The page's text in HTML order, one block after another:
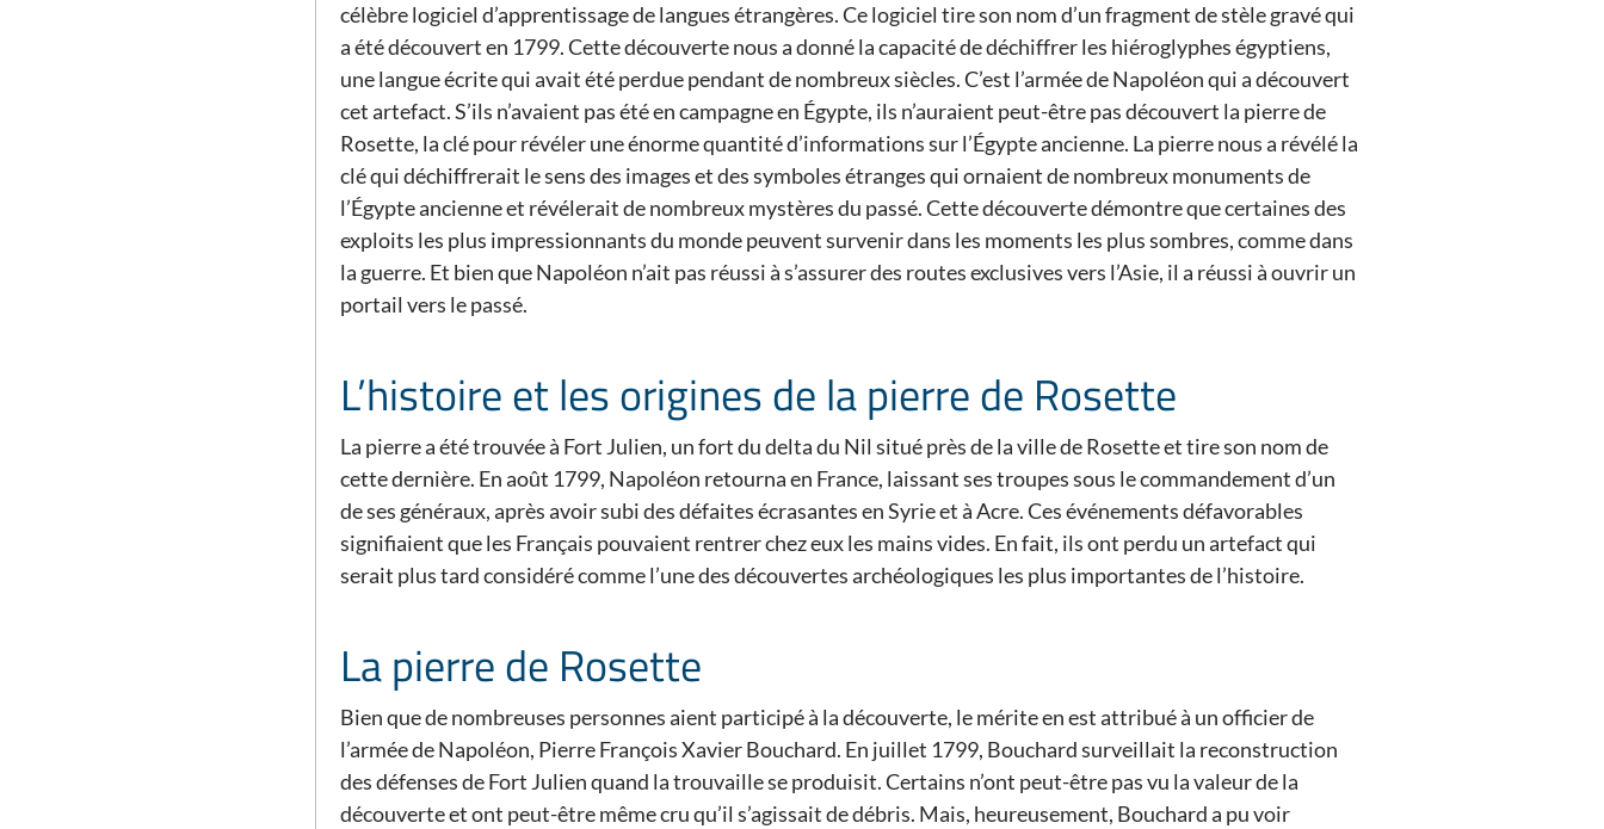
célèbre logiciel d’apprentissage de langues étrangères. Ce logiciel tire son nom d’un fragment de stèle gravé qui
a été découvert en 1799. Cette découverte nous a donné la capacité de déchiffrer les hiéroglyphes égyptiens,
une langue écrite qui avait été perdue pendant de nombreux siècles. C’est l’armée de Napoléon qui a découvert
cet artefact. S’ils n’avaient pas été en campagne en Égypte, ils n’auraient peut-être pas découvert la pierre de
Rosette, la clé pour révéler une énorme quantité d’informations sur l’Égypte ancienne. La pierre nous a révélé la
clé qui déchiffrerait le sens des images et des symboles étranges qui ornaient de nombreux monuments de
l’Égypte ancienne et révélerait de nombreux mystères du passé. Cette découverte démontre que certaines des
exploits les plus impressionnants du monde peuvent survenir dans les moments les plus sombres, comme dans
la guerre. Et bien que Napoléon n’ait pas réussi à s’assurer des routes exclusives vers l’Asie, il a réussi à ouvrir un
portail vers le passé.
L’histoire et les origines de la pierre de Rosette
La pierre a été trouvée à Fort Julien, un fort du delta du Nil situé près de la ville de Rosette et tire son nom de
cette dernière. En août 1799, Napoléon retourna en France, laissant ses troupes sous le commandement d’un
de ses généraux, après avoir subi des défaites écrasantes en Syrie et à Acre. Ces événements défavorables
signifiaient que les Français pouvaient rentrer chez eux les mains vides. En fait, ils ont perdu un artefact qui
serait plus tard considéré comme l’une des découvertes archéologiques les plus importantes de l’histoire.
La pierre de Rosette
Bien que de nombreuses personnes aient participé à la découverte, le mérite en est attribué à un officier de
l’armée de Napoléon, Pierre François Xavier Bouchard. En juillet 1799, Bouchard surveillait la reconstruction
des défenses de Fort Julien quand la trouvaille se produisit. Certains n’ont peut-être pas vu la valeur de la
découverte et ont peut-être même cru qu’il s’agissait de débris. Mais, heureusement, Bouchard a pu voir